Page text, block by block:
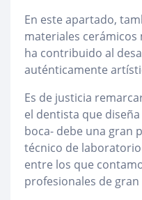
En este apartado,
materiales
ha contribuido al
auténticamente
Es de justicia
el dentista que
boca- debe una gran
técnico de
entre los que
profesionales de